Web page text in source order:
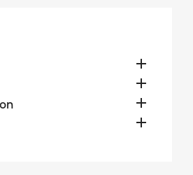



